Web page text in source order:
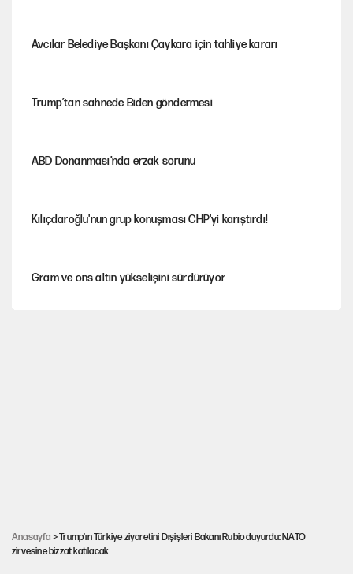
Avcılar Belediye Başkanı Çaykara için tahliye kararı
Trump’tan sahnede Biden göndermesi
ABD Donanması’nda erzak sorunu
Kılıçdaroğlu'nun grup konuşması CHP'yi karıştırdı!
Gram ve ons altın yükselişini sürdürüyor
Anasayfa > Trump'ın Türkiye ziyaretini Dışişleri Bakanı Rubio duyurdu: NATO
zirvesine bizzat katılacak